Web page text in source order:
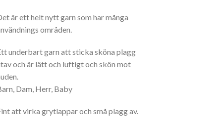
är ett helt nytt garn som har många
områden.
underbart garn att sticka sköna plagg
och är lätt och luftigt och skön mot
Dam, Herr, Baby
att virka grytlappar och små plagg av.